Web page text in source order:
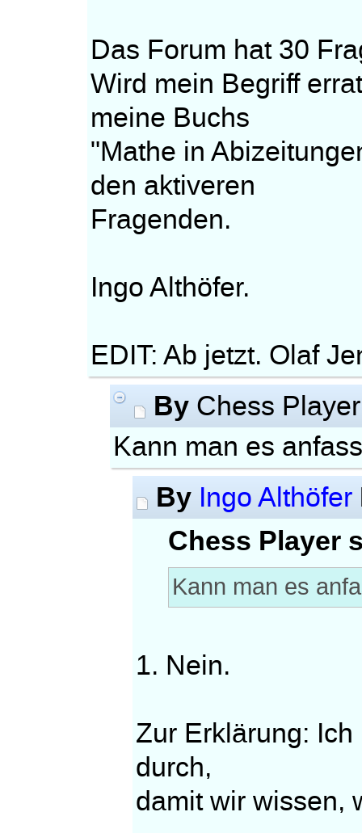
Das Forum hat 30
Wird mein Begriff
meine Buchs
"Mathe in
den aktiveren
Fragenden.
Ingo Althöfer.
EDIT: Ab jetzt. Olaf
By Chess
Kann man es
By Ingo Althöfer
Chess Player
Kann man es
1. Nein.
Zur Erklärung:
durch,
damit wir wissen,